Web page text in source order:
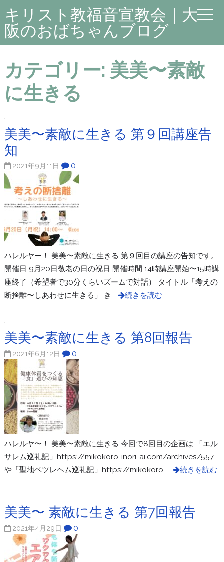
キリスト教福音宣教会｜大
阪のおばちゃんブログ
カテゴリー: 美美〜素敵
に生きる
美美〜素敵に生きる 第９回講座告
知
2021年9月11日 0
ハレルヤー！ 美美〜素敵に生きる 第９回目の講座の告知です。
開催日 9月20日敬老の日の祝日 開催時間 14時講座開始〜15時講
座終了（希望者で30分くらいズームで対話） タイトル「考えの
断捨離〜しあわせに生きる」 き
続きを読む
美美〜素敵に生きる 第8回報告
2021年6月12日 0
ハレルヤ〜！ 美美〜素敵に生きる 今回で8回目の企画は 「エル
サレム巡礼記」https://mikokoro-inori-ai.com/archives/557
や「聖地ベツレヘム巡礼記」https://mikokoro-
続きを読む
美美〜 素敵に生きる 第7回報告
2021年4月29日 0